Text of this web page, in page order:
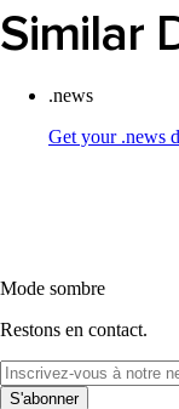
Similar
.news
Get your .news
Mode sombre
Restons en contact.
S'abonner